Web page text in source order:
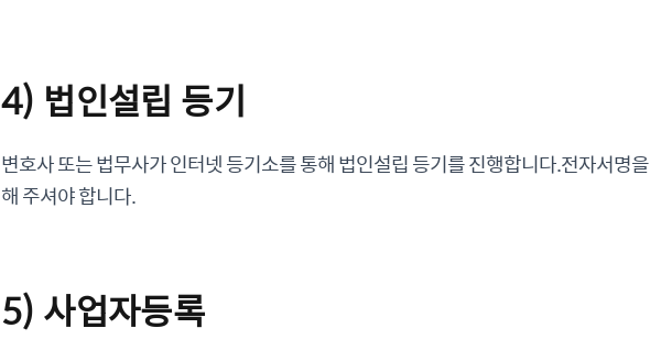
4) 법인설립 등기
변호사 또는 법무사가 인터넷 등기소를 통해 법인설립 등기를 진행합니다.전자서명
해 주셔야 합니다.
5) 사업자등록